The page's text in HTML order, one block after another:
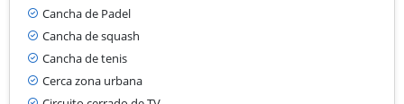
Cancha de Padel
Cancha de squash
Cancha de tenis
Cerca zona urbana